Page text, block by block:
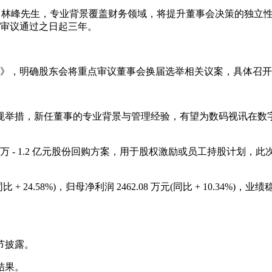
生，专业背景覆盖财务领域，将提升董事会决策的独立
议通过之日起三年。
明确股东会将重点审议董事会换届选举相关议案，具体召
措，新任董事的专业背景与管理经验，有望为数码视讯在
- 1.2 亿元股份回购方案，用于股权激励或员工持股计划，
+ 24.58%)，归母净利润 2462.08 万元(同比 + 10.34%)，业
露。
。